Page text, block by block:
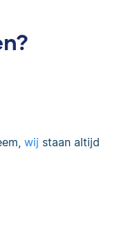
wij staan altijd